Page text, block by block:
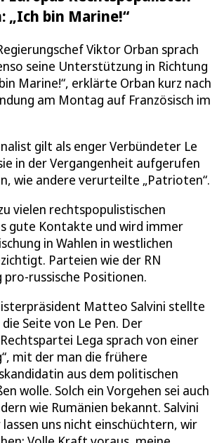
„Ich bin Marine!“
Viktor Orban sprach
seine Unterstützung in Richtung
Marine!“, erklärte Orban kurz nach
am Montag auf Französisch im
gilt als enger Verbündeter Le
in der Vergangenheit aufgerufen
wie andere verurteilte „Patrioten“.
vielen rechtspopulistischen
gute Kontakte und wird immer
in Wahlen in westlichen
Parteien wie der RN
russische Positionen.
Matteo Salvini stellte
Seite von Le Pen. Der
Lega sprach von einer
mit der man die frühere
aus dem politischen
wolle. Solch ein Vorgehen sei auch
wie Rumänien bekannt. Salvini
lassen uns nicht einschüchtern, wir